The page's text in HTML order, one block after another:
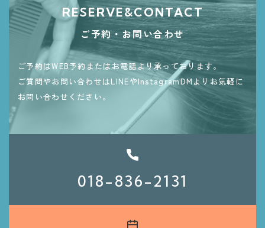
RESERVE&CONTACT
ご予約・お問い合わせ
ご予約はWEB予約またはお電話より承っております。
ご質問やお問い合わせはLINEやInstagramDMよりお気軽に
お問い合わせください。
018-836-2131